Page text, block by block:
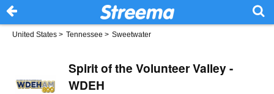
United States > Tennessee > Sweetwater
Spirit of the Volunteer Valley -
WDEH